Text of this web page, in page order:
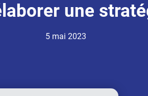
une
5 mai 2023